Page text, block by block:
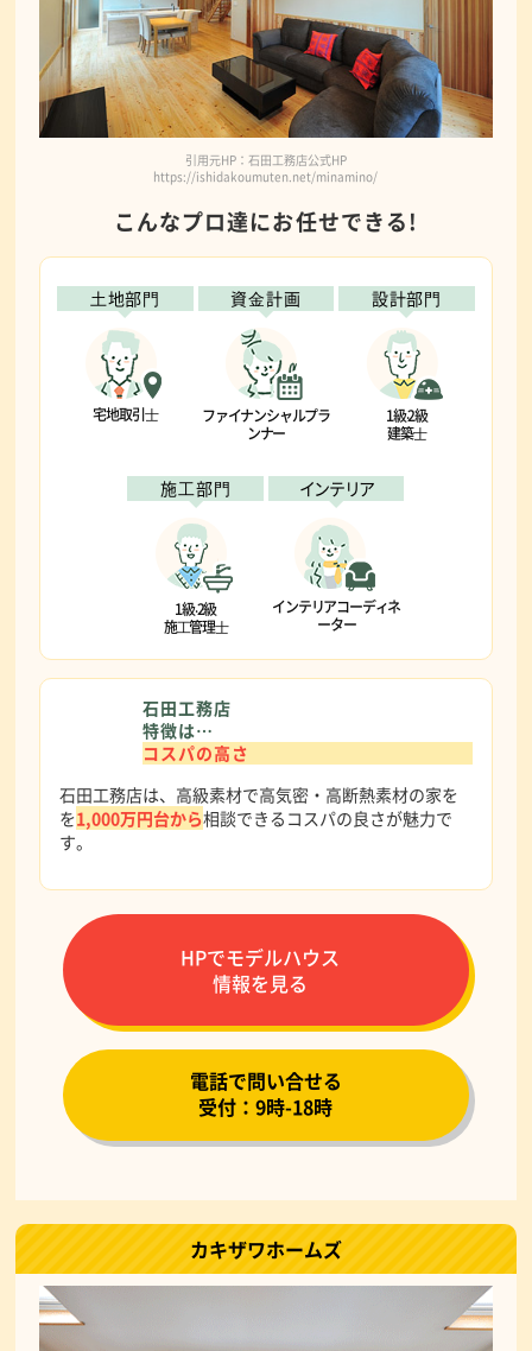
引用元HP：石田工務店公式HP
https://ishidakoumuten.net/minamino/
こんなプロ達にお任せできる!
⼟地部⾨
宅地取引⼠
資⾦計画
ファイナンシャルプラ
ンナー
設計部⾨
1級‧2級
建築⼠
施⼯部⾨
1級‧2級
施⼯管理⼠
インテリア
インテリアコーディネ
ーター
石田工務店
特徴は…
コスパの高さ
石田工務店は、高級素材で高気密・高断熱素材の家を
を1,000万円台から相談できるコスパの良さが魅力で
す。
HPでモデルハウス
情報を見る
電話で問い合せる
受付：9時-18時
カキザワホームズ